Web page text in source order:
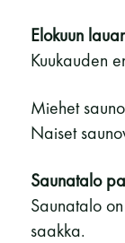
Elokuun
Kuukauden
Miehet
Naiset
Saunatalo
Saunatalo
saakka.